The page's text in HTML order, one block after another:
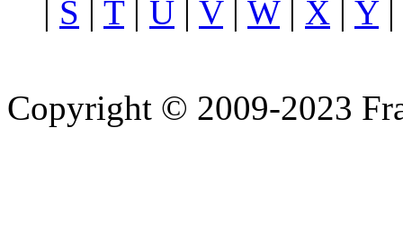
S T| U V| W| X Y|
Copyright © 2009-2023